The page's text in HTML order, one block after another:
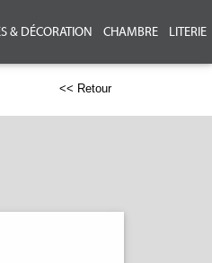
& DÉCORATION CHAMBRE LITERIE
<< Retour